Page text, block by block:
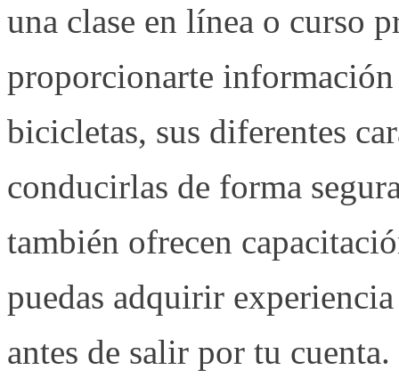
una clase en línea o curso
proporcionarte
bicicletas, sus diferentes
conducirlas de forma
también ofrecen
puedas adquirir
antes de salir por tu cuenta.